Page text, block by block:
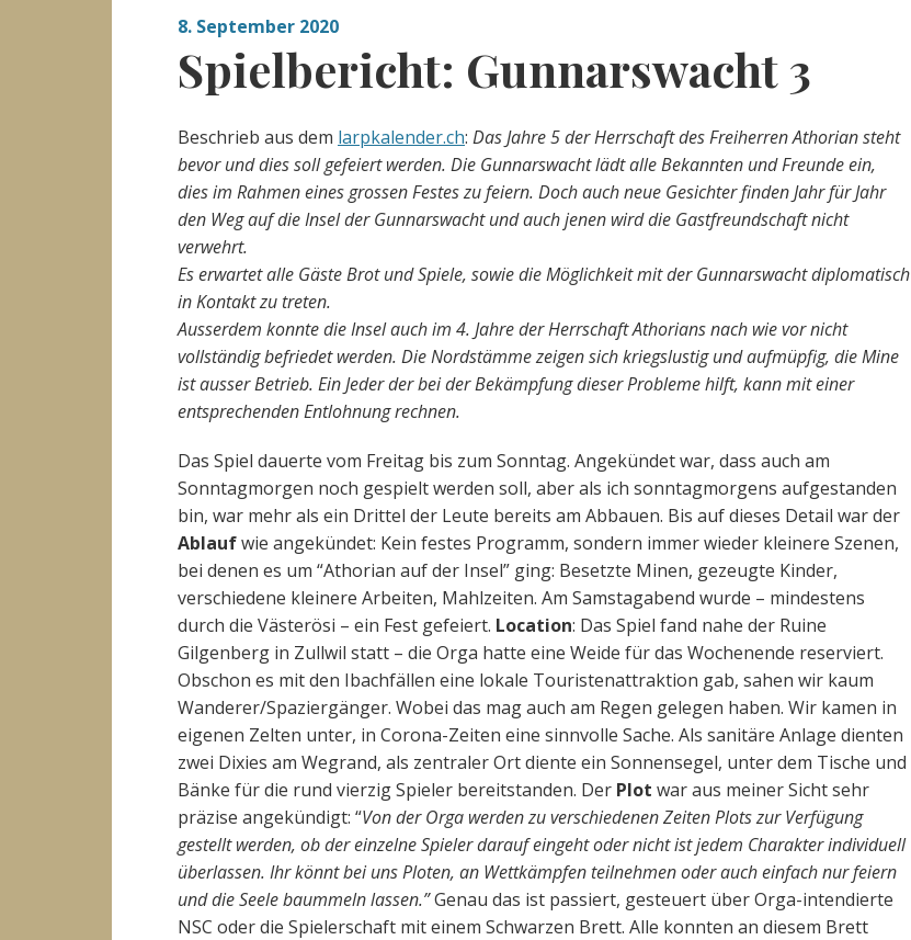
8. September 2020
Spielbericht: Gunnarswacht 3
Beschrieb aus dem larpkalender.ch: Das Jahre 5 der Herrschaft des Freiherren Athorian steht
bevor und dies soll gefeiert werden. Die Gunnarswacht lädt alle Bekannten und Freunde ein,
dies im Rahmen eines grossen Festes zu feiern. Doch auch neue Gesichter finden Jahr für Jahr
den Weg auf die Insel der Gunnarswacht und auch jenen wird die Gastfreundschaft nicht
verwehrt.
Es erwartet alle Gäste Brot und Spiele, sowie die Möglichkeit mit der Gunnarswacht diplomatisch
in Kontakt zu treten.
Ausserdem konnte die Insel auch im 4. Jahre der Herrschaft Athorians nach wie vor nicht
vollständig befriedet werden. Die Nordstämme zeigen sich kriegslustig und aufmüpfig, die Mine
ist ausser Betrieb. Ein Jeder der bei der Bekämpfung dieser Probleme hilft, kann mit einer
entsprechenden Entlohnung rechnen.
Das Spiel dauerte vom Freitag bis zum Sonntag. Angekündet war, dass auch am
Sonntagmorgen noch gespielt werden soll, aber als ich sonntagmorgens aufgestanden
bin, war mehr als ein Drittel der Leute bereits am Abbauen. Bis auf dieses Detail war der
Ablaufwie angekündet: Kein festes Programm, sondern immer wieder kleinere Szenen,
bei denen es um “Athorian auf der Insel” ging: Besetzte Minen, gezeugte Kinder,
verschiedene kleinere Arbeiten, Mahlzeiten. Am Samstagabend wurde – mindestens
durch die Västerösi – ein Fest gefeiert. Location: Das Spiel fand nahe der Ruine
Gilgenberg in Zullwil statt – die Orga hatte eine Weide für das Wochenende reserviert.
Obschon es mit den Ibachfällen eine lokale Touristenattraktion gab, sahen wir kaum
Wanderer/Spaziergänger. Wobei das mag auch am Regen gelegen haben. Wir kamen in
eigenen Zelten unter, in Corona-Zeiten eine sinnvolle Sache. Als sanitäre Anlage dienten
zwei Dixies am Wegrand, als zentraler Ort diente ein Sonnensegel, unter dem Tische und
Bänke für die rund vierzig Spieler bereitstanden. Der Plot war aus meiner Sicht sehr
präzise angekündigt: “Von der Orga werden zu verschiedenen Zeiten Plots zur Verfügung
gestellt werden, ob der einzelne Spieler darauf eingeht oder nicht ist jedem Charakter individuell
überlassen. Ihr könnt bei uns Ploten, an Wettkämpfen teilnehmen oder auch einfach nur feiern
und die Seele baummeln lassen.”Genau das ist passiert, gesteuert über Orga-intendierte
NSC oder die Spielerschaft mit einem Schwarzen Brett. Alle konnten an diesem Brett